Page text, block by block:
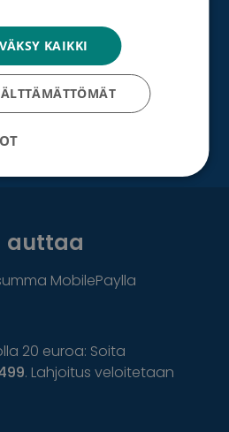
auttaa
MobilePaylla
20 euroa: Soita
. Lahjoitus veloitetaan
KAIKKI